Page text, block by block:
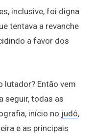
inclusive, foi digna
tentava a revanche
a favor dos
lutador? Então vem
seguir, todas as
início no judô,
e as principais